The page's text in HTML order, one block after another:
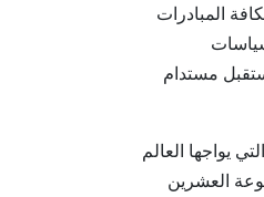
المبادرات
مستدام
يواجها العالم
العشرين